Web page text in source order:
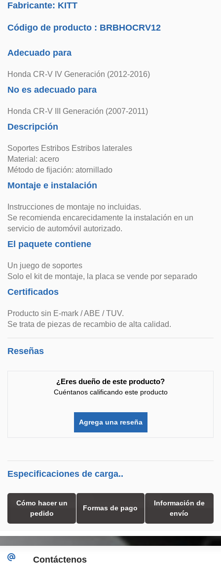
Fabricante: KITT
Código de producto : BRBHOCRV12
Adecuado para
Honda CR-V IV Generación (2012-2016)
No es adecuado para
Honda CR-V III Generación (2007-2011)
Descripción
Soportes Estribos Estribos laterales
Material: acero
Método de fijación: atornillado
Montaje e instalación
Instrucciones de montaje no incluidas.
Se recomienda encarecidamente la instalación en un
servicio de automóvil autorizado.
El paquete contiene
Un juego de soportes
Solo el kit de montaje, la placa se vende por separado
Certificados
Producto sin E-mark / ABE / TUV.
Se trata de piezas de recambio de alta calidad.
Reseñas
¿Eres dueño de este producto?
Cuéntanos calificando este producto
Agrega una reseña
Especificaciones de carga..
Cómo hacer un
pedido
Formas de pago
Información de
envío
Contáctenos